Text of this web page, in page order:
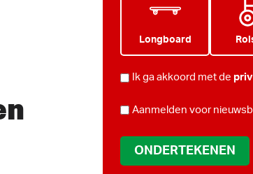
Longboard
PRIVACY
Ik ga akkoord met de
NIEUWSBRIEF
Aanmelden voor